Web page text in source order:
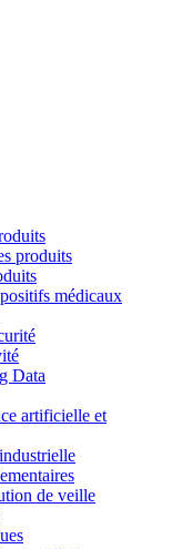
produits
médicaux
Data
artificielle et
de veille